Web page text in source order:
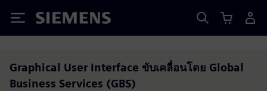
Siemens
Graphical User Interface ขับเคลื่อนโดย Global
Business Services (GBS)